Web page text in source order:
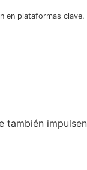
en plataformas clave.
también